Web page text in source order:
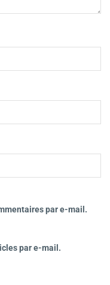
par e-mail.
par e-mail.